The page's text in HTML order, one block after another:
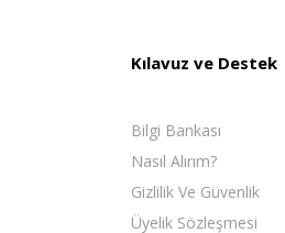
Kılavuz ve Destek
Bilgi Bankası
Nasıl Alırım?
Gizlilik Ve Güvenlik
Üyelik Sözleşmesi